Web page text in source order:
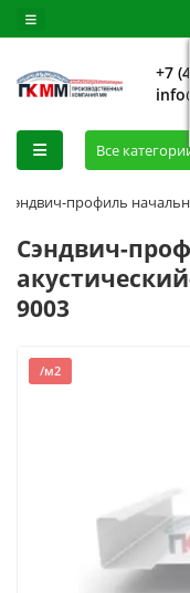
+7
Все
Сэндвич-профиль
Сэндвич-
9003
/м2